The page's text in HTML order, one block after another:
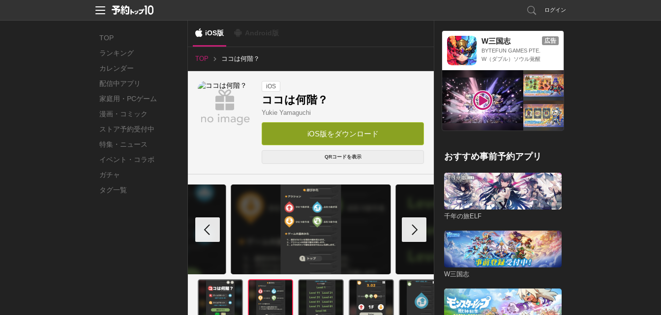
ログイン
TOP
ランキング
カレンダー
配信中アプリ
家庭用・PCゲーム
漫画・コミック
ストア予約受付中
特集・ニュース
イベント・コラボ
ガチャ
タグ一覧
iOS版
TOP ココは何階？
iOS
ココは何階？
Yukie Yamaguchi
iOS版をダウンロード
QRコードを表示
W三国志
BYTEFUN GAMES PTE.
LTD.
W（ダブル）ソウル覚醒
広告
おすすめ事前予約アプリ
千年の旅ELF
W三国志